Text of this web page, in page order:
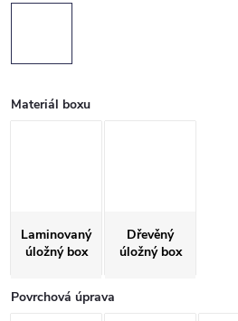
Materiál boxu
Laminovaný
úložný box
Dřevěný
úložný box
Povrchová úprava